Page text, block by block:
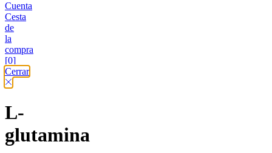
Cuenta
Cesta
de
la
compra
[0]
Cerrar
L-
glutamina